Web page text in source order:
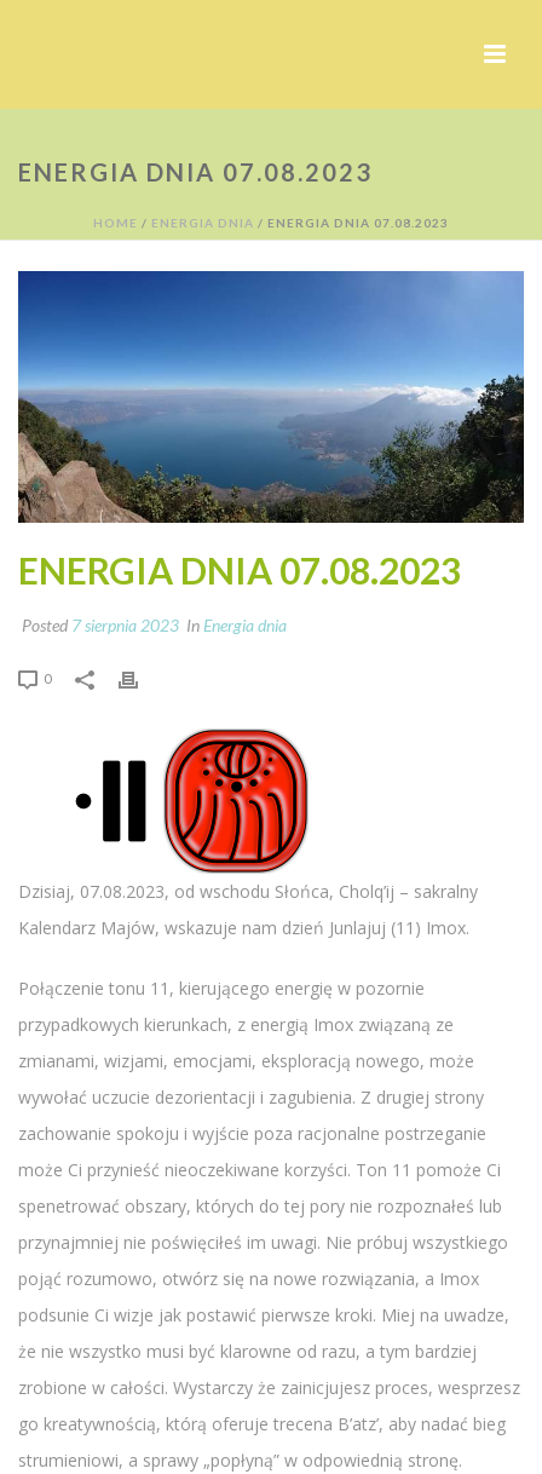
ENERGIA DNIA 07.08.2023
HOME / ENERGIA DNIA / ENERGIA DNIA 07.08.2023
ENERGIA DNIA 07.08.2023
Posted 7 sierpnia 2023 InEnergia dnia
0
Dzisiaj, 07.08.2023, od wschodu Słońca, Cholq’ij – sakralny
Kalendarz Majów, wskazuje nam dzień Junlajuj (11) Imox.
Połączenie tonu 11, kierującego energię w pozornie
przypadkowych kierunkach, z energią Imox związaną ze
zmianami, wizjami, emocjami, eksploracją nowego, może
wywołać uczucie dezorientacji i zagubienia. Z drugiej strony
zachowanie spokoju i wyjście poza racjonalne postrzeganie
może Ci przynieść nieoczekiwane korzyści. Ton 11 pomoże Ci
spenetrować obszary, których do tej pory nie rozpoznałeś lub
przynajmniej nie poświęciłeś im uwagi. Nie próbuj wszystkiego
pojąć rozumowo, otwórz się na nowe rozwiązania, a Imox
podsunie Ci wizje jak postawić pierwsze kroki. Miej na uwadze,
że nie wszystko musi być klarowne od razu, a tym bardziej
zrobione w całości. Wystarczy że zainicjujesz proces, wesprzesz
go kreatywnością, którą oferuje trecena B’atz’, aby nadać bieg
strumieniowi, a sprawy „popłyną” w odpowiednią stronę.